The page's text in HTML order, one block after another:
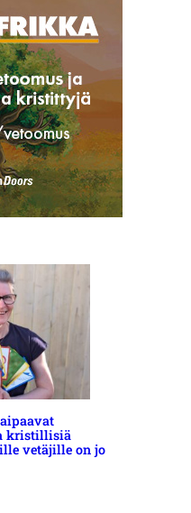
kristillisiä
vetäjille on jo